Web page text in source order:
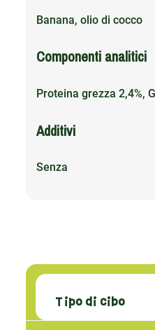
Banana, olio di cocco
Componenti analitici
Proteina grezza 2,4%,
Additivi
Senza
Tipo di cibo